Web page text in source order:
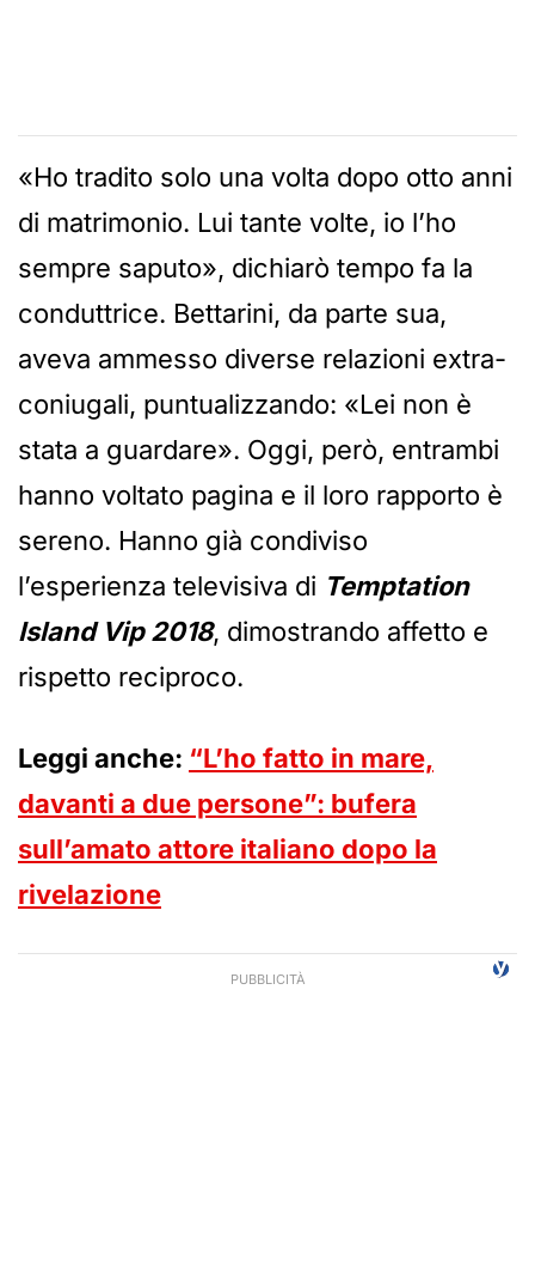
«Ho tradito solo una volta dopo otto anni
di matrimonio. Lui tante volte, io l’ho
sempre saputo», dichiarò tempo fa la
conduttrice. Bettarini, da parte sua,
aveva ammesso diverse relazioni extra-
coniugali, puntualizzando: «Lei non è
stata a guardare». Oggi, però, entrambi
hanno voltato pagina e il loro rapporto è
sereno. Hanno già condiviso
l’esperienza televisiva di Temptation
Island Vip 2018, dimostrando affetto e
rispetto reciproco.
Leggi anche: “L’ho fatto in mare,
davanti a due persone”: bufera
sull’amato attore italiano dopo la
rivelazione